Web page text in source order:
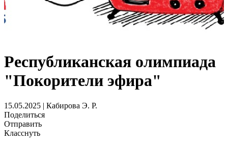
Республиканская олимпиада
"Покорители эфира"
15.05.2025 | Кабирова Э. Р.
Поделиться
Отправить
Класснуть